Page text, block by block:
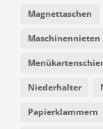
Magnettaschen
Maschinennieten
Niederhalter
Papierklammern